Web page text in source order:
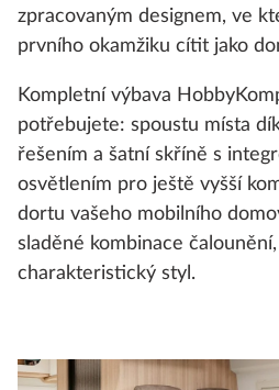
zpracovaným designem, ve
prvního okamžiku cítit jako
Kompletní výbava
potřebujete: spoustu místa
řešením a šatní skříně s
osvětlením pro ještě vyšší
dortu vašeho mobilního
sladěné kombinace
charakteristický styl.